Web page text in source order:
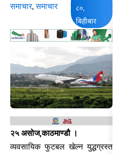
समाचार,समाचार
८०,
बिहीबार
२५ असोज,काठमाण्डौ ।
व्यवसायिक फुटबल खेल्न युद्धग्रस्त